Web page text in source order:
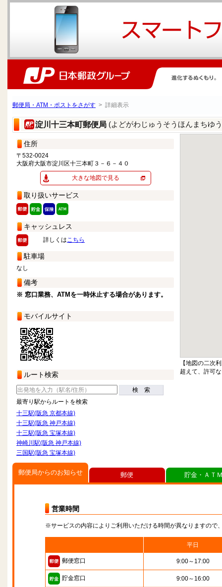
郵便局・ATM・ポストをさがす > 詳細表示
淀川十三本町郵便局 (よどがわじゅうそうほんまちゆ
住所
〒532-0024
大阪府大阪市淀川区十三本町３－６－４０
大きな地図で見る
取り扱いサービス
キャッシュレス
詳しくはこちら
駐車場
なし
備考
※ 窓口業務、ATMを一時休止する場合があります。
モバイルサイト
ルート検索
検 索
最寄り駅からルートを検索
十三駅(阪急 京都本線)
十三駅(阪急 神戸本線)
十三駅(阪急 宝塚本線)
神崎川駅(阪急 神戸本線)
三国駅(阪急 宝塚本線)
【地図の二次
超えて、許可
郵便局からのお知らせ
営業時間
※サービスの内容によりご利用いただける時間が異なりますので
平日
郵便窓口 9:00～17:00
貯金窓口 9:00～16:00
郵便 貯金・ＡＴ